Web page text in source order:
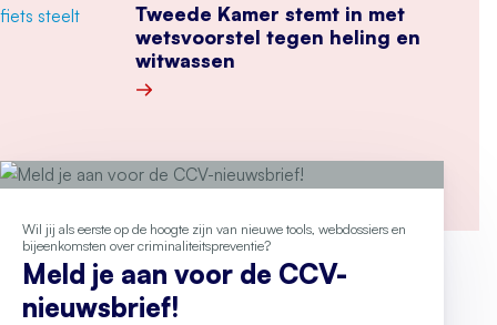
Tweede Kamer stemt in met
wetsvoorstel tegen heling en
witwassen
Wil jij als eerste op de hoogte zijn van nieuwe tools, webdossiers en
bijeenkomsten over criminaliteitspreventie?
Meld je aan voor de CCV-
nieuwsbrief!